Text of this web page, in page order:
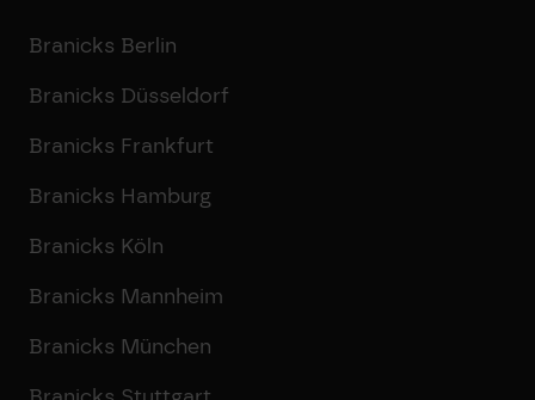
Branicks Berlin
Branicks Düsseldorf
Branicks Frankfurt
Branicks Hamburg
Branicks Köln
Branicks Mannheim
Branicks München